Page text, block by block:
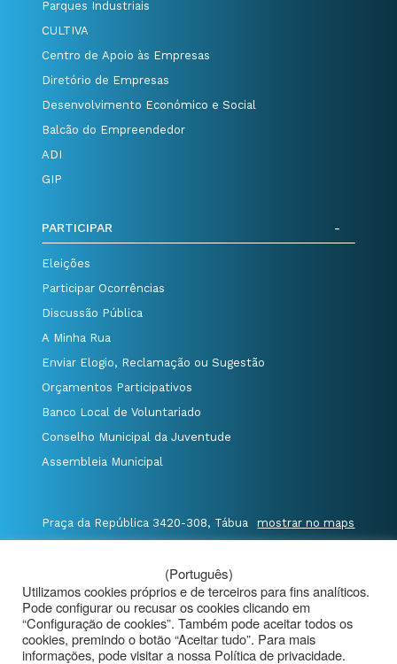
Parques Industriais
CULTIVA
Centro de Apoio às Empresas
Diretório de Empresas
Desenvolvimento Económico e Social
Balcão do Empreendedor
ADI
GIP
PARTICIPAR
Eleições
Participar Ocorrências
Discussão Pública
A Minha Rua
Enviar Elogio, Reclamação ou Sugestão
Orçamentos Participativos
Banco Local de Voluntariado
Conselho Municipal da Juventude
Assembleia Municipal
Praça da República 3420-308, Tábua mostrar no maps
E. geral@cm-tabua.pt
@Município de Tábua | Mapa do Portal
|
Politica de Privacidade
|
Aviso de Privacidade - Videovigilância
(Português)
Utilizamos cookies próprios e de terceiros para fins analíticos.
Pode configurar ou recusar os cookies clicando em
“Configuração de cookies”. Também pode aceitar todos os
cookies, premindo o botão “Aceitar tudo”. Para mais
informações, pode visitar a nossa Política de privacidade.